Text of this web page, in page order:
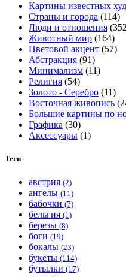
на
странице
товара.
Картины известных
Страны и города (114)
Люди и отношения
Животный мир (164)
Цветовой акцент (57)
Абстракция (91)
Минимализм (11)
Религия (54)
Золото - Серебро (11)
Восточная живопись
Большие картины по
Графика (30)
Аксессуары (1)
Теги
австрия (2)
ангелы (11)
бабочки (7)
бельгия (1)
березы (8)
боги (19)
бокалы (23)
букеты (114)
бутылки (17)